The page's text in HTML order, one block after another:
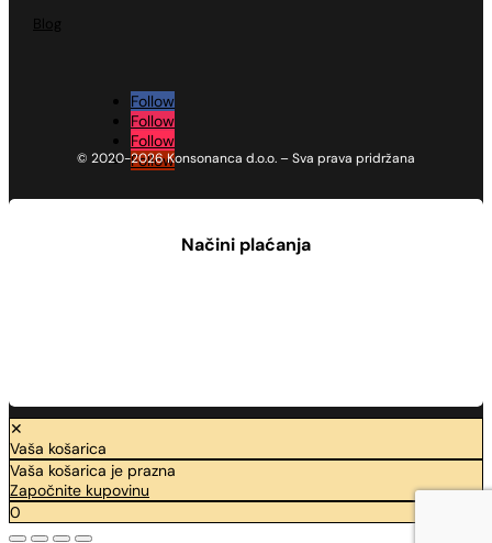
Blog
Follow
Follow
Follow
Follow
© 2020-2026 Konsonanca d.o.o. – Sva prava pridržana
Načini plaćanja
✕
Vaša košarica
Vaša košarica je prazna
Započnite kupovinu
0